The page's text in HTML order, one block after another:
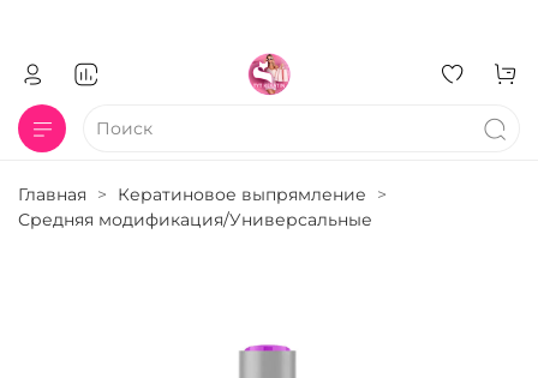
Главная
Кератиновое выпрямление
Средняя модификация/Универсальные